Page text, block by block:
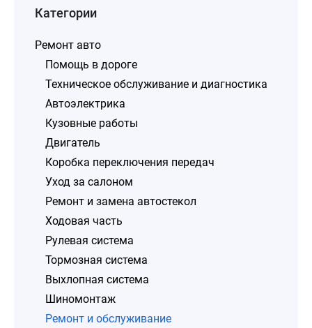
Категории
Ремонт авто
Помощь в дороге
Техническое обслуживание и диагностика
Автоэлектрика
Кузовные работы
Двигатель
Коробка переключения передач
Уход за салоном
Ремонт и замена автостекол
Ходовая часть
Рулевая система
Тормозная система
Выхлопная система
Шиномонтаж
Ремонт и обслуживание